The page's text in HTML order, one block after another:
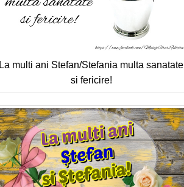
La multi ani Stefan/Stefania multa sanatate
si fericire!